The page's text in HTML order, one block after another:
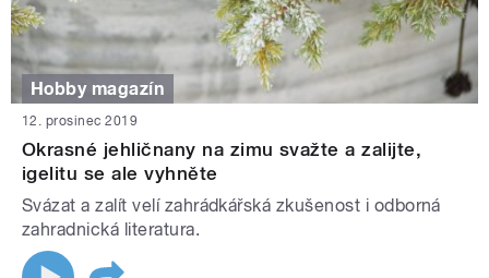
Hobby magazín
12. prosinec 2019
Okrasné jehličnany na zimu svažte a zalijte,
igelitu se ale vyhněte
Svázat a zalít velí zahrádkářská zkušenost i odborná
zahradnická literatura.